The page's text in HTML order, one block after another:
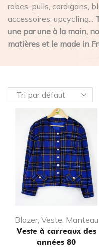
robes, pulls, cardigans,
accessoires, upcycling...
une par une à la main,
matières et le made in
Blazer, Veste, Manteau
Veste à carreaux des
années 80